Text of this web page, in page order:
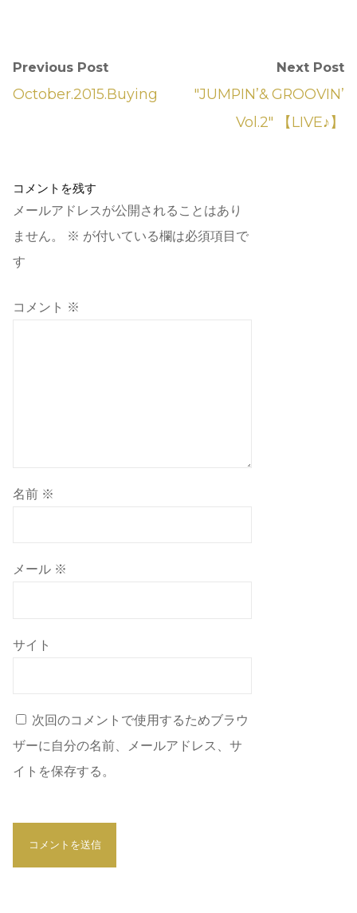
Previous Post
October.2015.Buying
Next Post
"JUMPIN’& GROOVIN’
Vol.2" 【LIVE♪】
コメントを残す
メールアドレスが公開されることはあり
ません。
※ が付いている欄は必須項目で
す
コメント ※
名前 ※
メール ※
サイト
次回のコメントで使用するためブラウ
ザーに自分の名前、メールアドレス、サ
イトを保存する。